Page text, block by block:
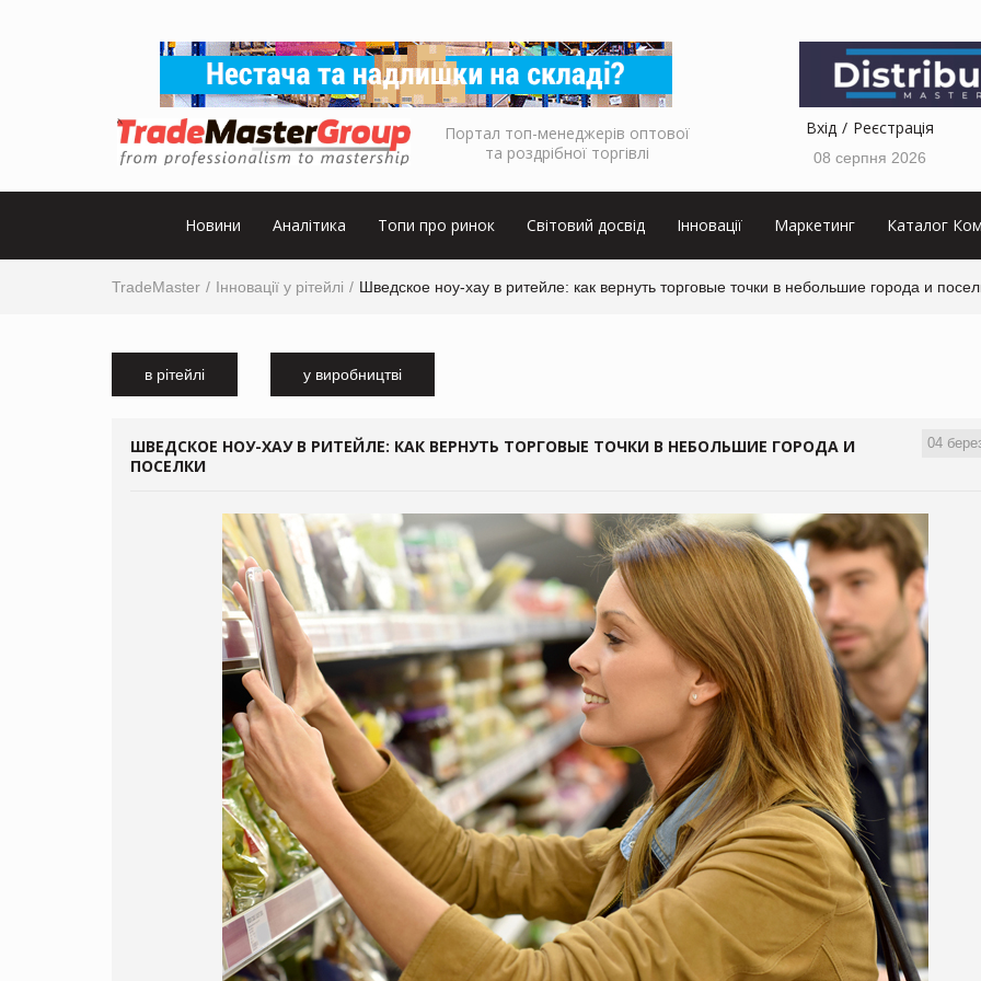
Портал топ-менеджерів оптової
та роздрібної торгівлі
Вхід Реєстрація
08 серпня 2026
Новини Аналітика Топи про ринок Світовий досвід Інновації Маркетинг Каталог
TradeMaster Інновації у рітейлі Шведское ноу-хау в ритейле: как вернуть торговые точки в небольшие города и
в рітейлі у виробництві
04
ШВЕДСКОЕ НОУ-ХАУ В РИТЕЙЛЕ: КАК ВЕРНУТЬ ТОРГОВЫЕ ТОЧКИ В НЕБОЛЬШИЕ ГОРОДА И
ПОСЕЛКИ